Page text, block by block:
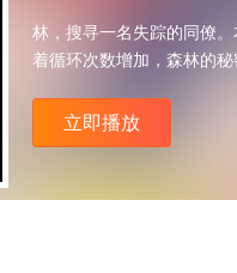
林，搜寻一名失踪的同僚
着循环次数增加，森林的
立即播放